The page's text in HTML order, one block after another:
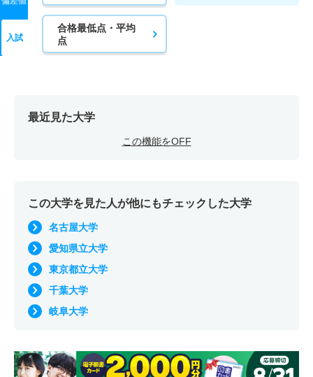
入試
合格最低点・平均
点
最近見た大学
この機能をOFF
この大学を見た人が他にもチェックした大学
名古屋大学
愛知県立大学
東京都立大学
千葉大学
岐阜大学